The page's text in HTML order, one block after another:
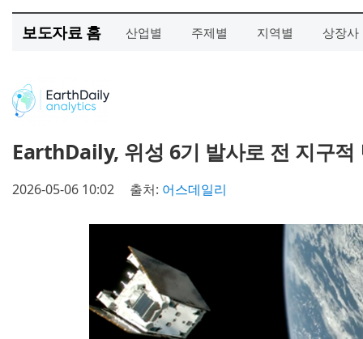
보도자료 홈 산업별 주제별 지역별 상장사
EarthDaily, 위성 6기 발사로 전 지구적
2026-05-06 10:02 출처: 어스데일리